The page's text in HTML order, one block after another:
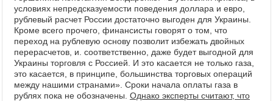
условиях непредсказуемости поведения доллара и евро,
рублевый расчет России достаточно выгоден для Украины.
Кроме всего прочего, финансисты говорят о том, что
переход на рублевую основу позволит избежать двойных
перерасчетов, и. соответственно, даже будет выгодной для
Украины торговля с Россией. И это касается не только газа,
это касается, в принципе, большинства торговых операций
между нашими странами». Сроки начала оплаты газа в
рублях пока не обозначены. Однако эксперты считают, что